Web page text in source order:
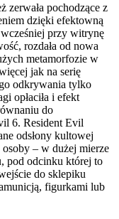
zerwała pochodzące z
dzięki efektowną
przy witrynę
rozdała od nowa
metamorfozie w
jak na serię
odkrywania tylko
opłaciła i efekt
do
6. Resident Evil
odsłony kultowej
osoby – w dużej mierze
pod odcinku której to
do sklepiku
figurkami lub